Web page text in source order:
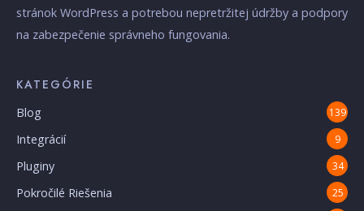
stránok WordPress a potrebou nepretržitej údržby a podpory
na zabezpečenie správneho fungovania.
KATEGÓRIE
Blog 139
Integrácií 9
Pluginy 34
Pokročilé Riešenia 25